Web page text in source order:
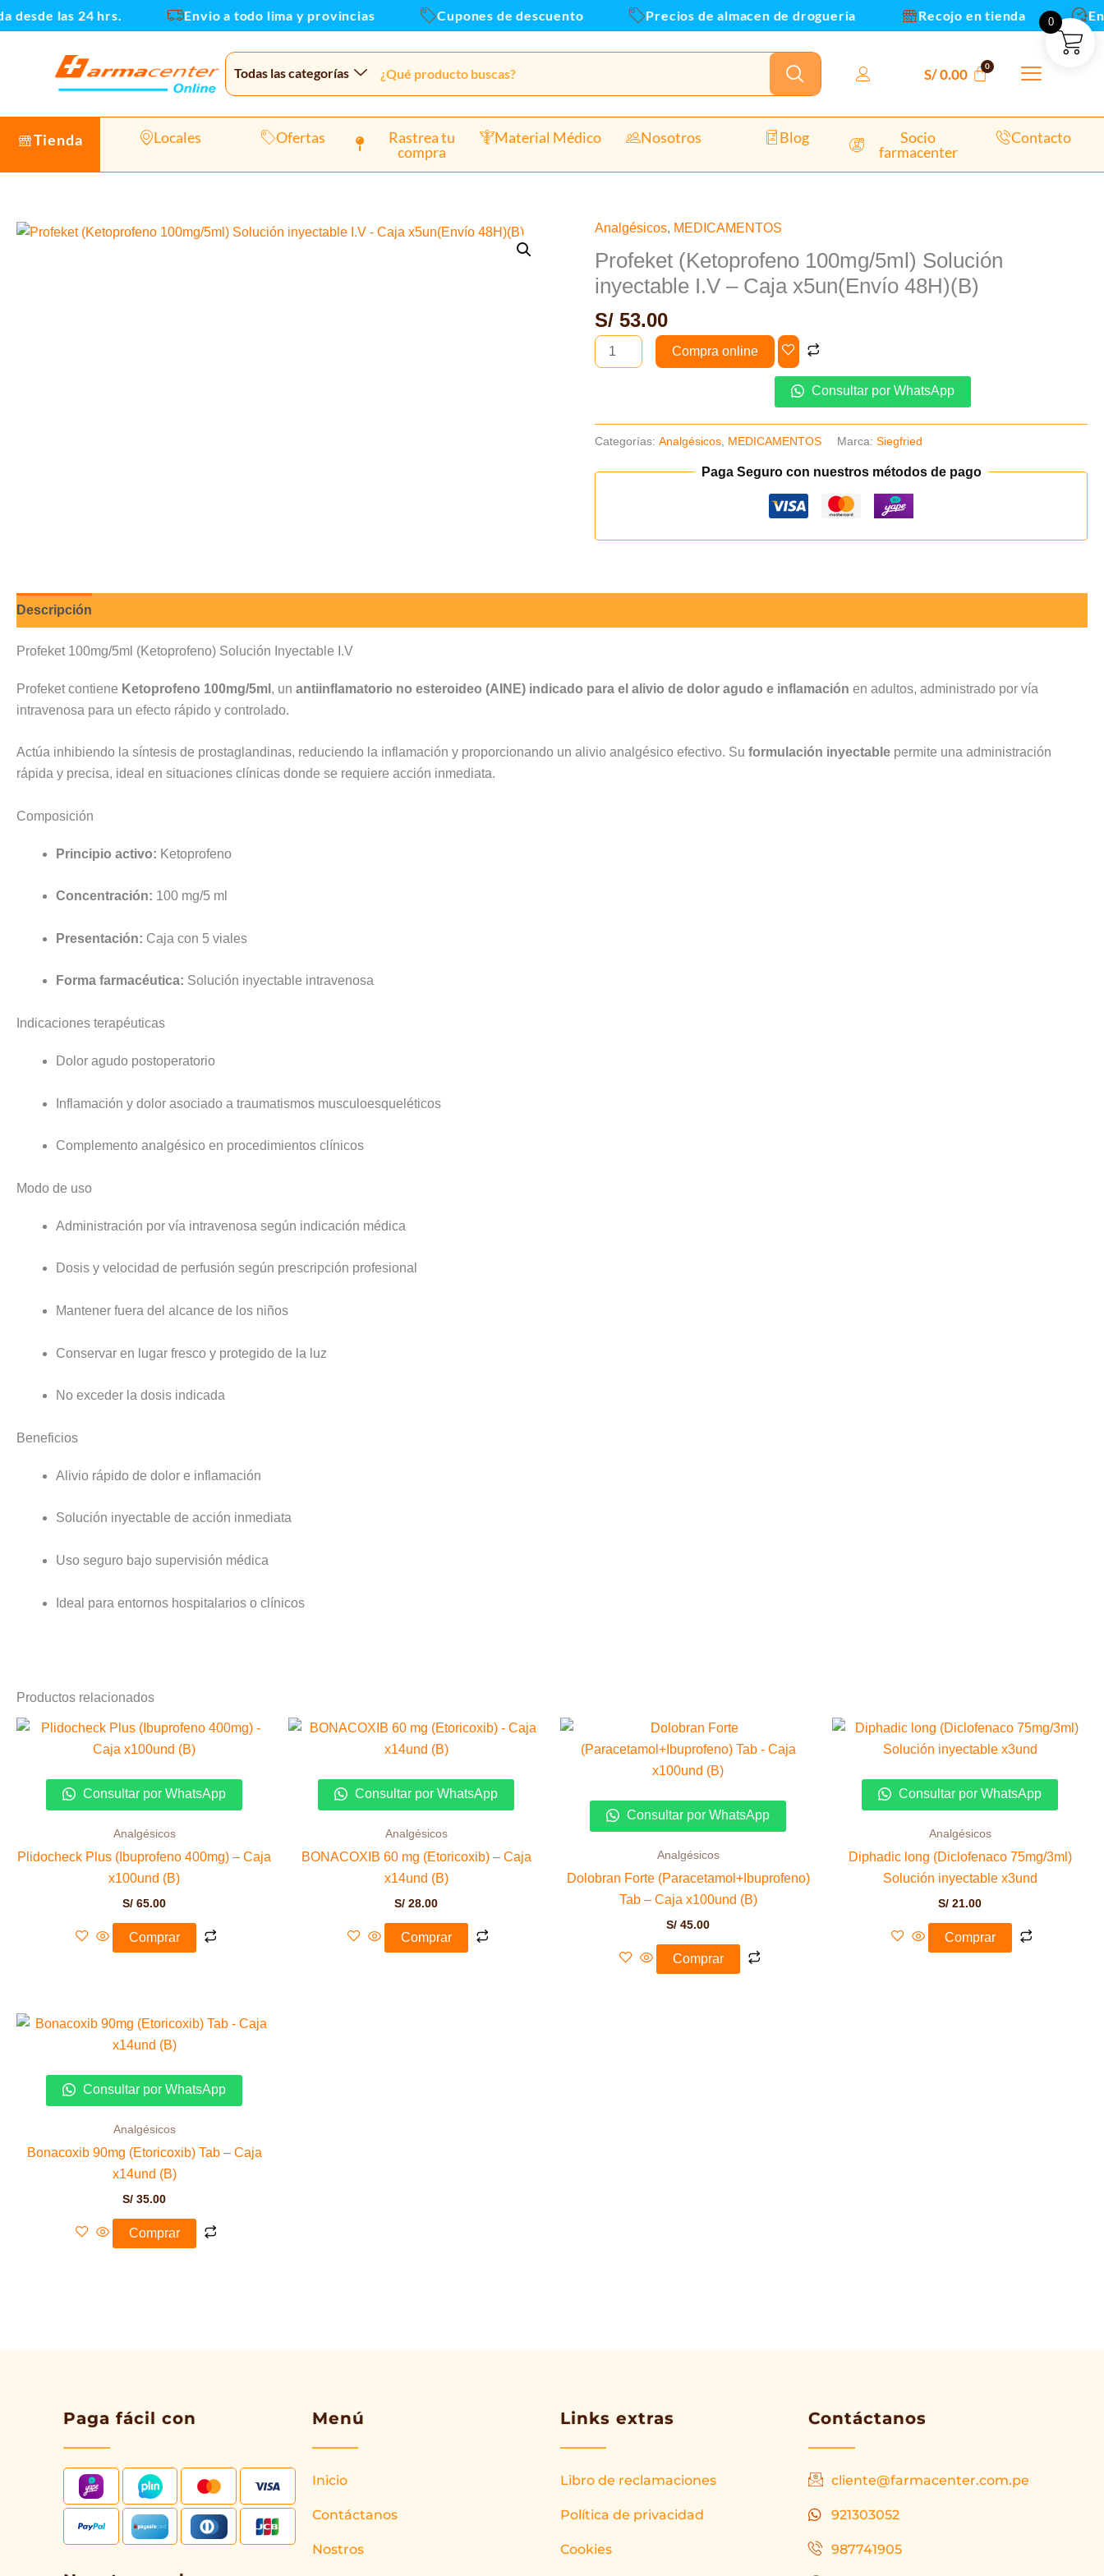
Ir
al
las 24 hrs. Envio a todo lima y provincias Cupones de descuento Precios de almacen de drogueria Recojo en tienda
Todas las categorías S/0.00
Tienda Locales Ofertas
Rastrea tu
compra
Material Médico Nosotros Blog
Socio
farmacenter
Contacto
Analgésicos, MEDICAMENTOS
Profeket (Ketoprofeno 100mg/5ml) Solución
inyectable I.V – Caja x5un(Envío 48H)(B)
S/ 53.00
Profeket
(Ketoprofeno
Solución
inyectable
I.V
-
48H)
(B)
Compra online
Consultar por WhatsApp
Categorías:Analgésicos MEDICAMENTOS Marca:Siegfried
Paga Seguro con nuestros métodos de pago
Descripción
Profeket 100mg/5ml (Ketoprofeno) Solución Inyectable I.V
Profeket contiene Ketoprofeno 100mg/5ml , un antiinflamatorio no esteroideo (AINE) indicado para el alivio de dolor agudo e inflamación en adultos, administrado por vía
intravenosa para un efecto rápido y controlado.
Actúa inhibiendo la síntesis de prostaglandinas, reduciendo la inflamación y proporcionando un alivio analgésico efectivo. Su formulación inyectable permite una administración
rápida y precisa, ideal en situaciones clínicas donde se requiere acción inmediata.
Composición
Principio activo: Ketoprofeno
Concentración: 100 mg/5 ml
Presentación: Caja con 5 viales
Forma farmacéutica: Solución inyectable intravenosa
Indicaciones terapéuticas
Dolor agudo postoperatorio
Inflamación y dolor asociado a traumatismos musculoesqueléticos
Complemento analgésico en procedimientos clínicos
Modo de uso
Administración por vía intravenosa según indicación médica
Dosis y velocidad de perfusión según prescripción profesional
Mantener fuera del alcance de los niños
Conservar en lugar fresco y protegido de la luz
No exceder la dosis indicada
Beneficios
Alivio rápido de dolor e inflamación
Solución inyectable de acción inmediata
Uso seguro bajo supervisión médica
Ideal para entornos hospitalarios o clínicos
Productos relacionados
Consultar por WhatsApp
Analgésicos
Plidocheck Plus (Ibuprofeno 400mg) – Caja
x100und (B)
S/ 65.00
Comprar
Consultar por WhatsApp
Analgésicos
BONACOXIB 60 mg (Etoricoxib) – Caja
x14und (B)
S/ 28.00
Comprar
Consultar por WhatsApp
Analgésicos
Dolobran Forte (Paracetamol+Ibuprofeno)
Tab – Caja x100und (B)
S/ 45.00
Comprar
Consultar por WhatsApp
Analgésicos
Diphadic long (Diclofenaco 75mg/3ml)
Solución inyectable x3und
S/ 21.00
Comprar
Consultar por WhatsApp
Analgésicos
Bonacoxib 90mg (Etoricoxib) Tab – Caja
x14und (B)
S/ 35.00
Comprar
Paga fácil con Menú
Inicio
Contáctanos
Nostros
Links extras
Libro de reclamaciones
Política de privacidad
Cookies
Contáctanos
cliente@farmacenter.com.pe
921303052
987741905
0
x5un(Envío